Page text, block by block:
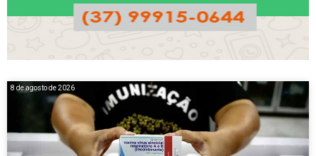
8 de agosto de 2026